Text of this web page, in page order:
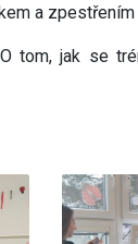
a
tom, jak se